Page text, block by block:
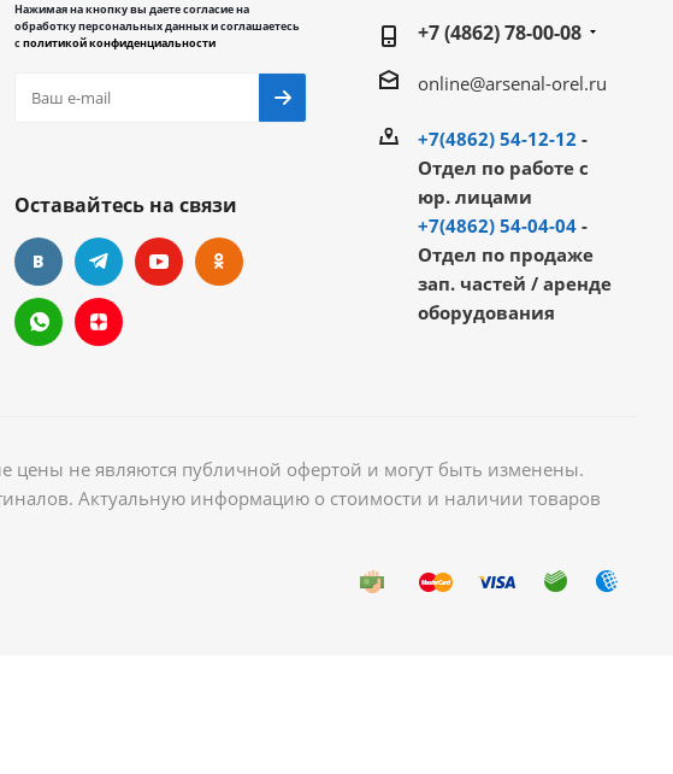
Нажимая на кнопку вы даете согласие на
обработку персональных данных и соглашаетесь
сполитикой конфиденциальности
Оставайтесь на связи
+7 (4862) 78-00-08
online@arsenal-orel.ru
+7(4862) 54-12-12 -
Отдел по работе с
юр. лицами
+7(4862) 54-04-04-
Отдел по продаже
зап. частей / аренде
оборудования
цены не являются публичной офертой и могут быть изменены.
Актуальную информацию о стоимости и наличии товаров